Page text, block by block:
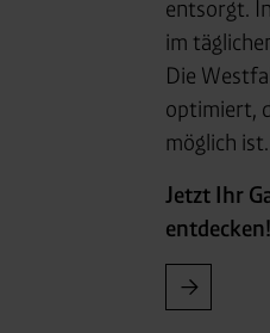
entsorgt.
im
Die
optimiert,
möglich
Jetzt Ihr
entdecken!